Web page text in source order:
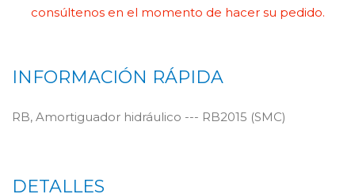
consúltenos en el momento de hacer su pedido.
INFORMACIÓN RÁPIDA
RB, Amortiguador hidráulico --- RB2015 (SMC)
DETALLES